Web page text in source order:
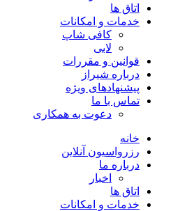
اتاق ها
خدمات و امکانات
کافی شاپ
لابی
قوانین و مقررات
درباره شیراز
پیشنهادهای ویژه
تماس با ما
دعوت به همکاری
خانه
رزرواسیون آنلاین
درباره ما
اخبار
اتاق ها
خدمات و امکانات